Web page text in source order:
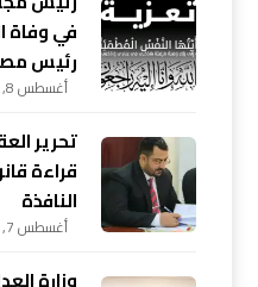
في وفاة
رئيس
أغسطس 8, 2026
تحرير
قراءة
النافذة
أغسطس 7, 2026